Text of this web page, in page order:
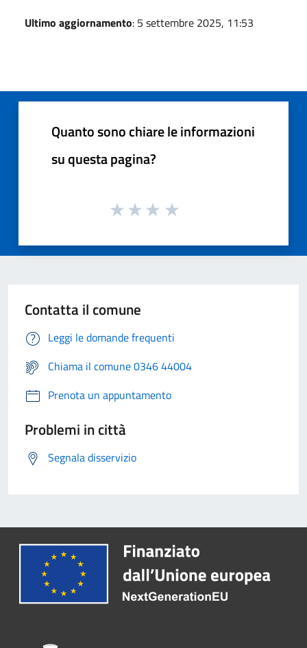
Ultimo aggiornamento: 5 settembre 2025, 11:53
Quanto sono chiare le informazioni
su questa pagina?
Contatta il comune
Leggi le domande frequenti
Chiama il comune 0346 44004
Prenota un appuntamento
Problemi in città
Segnala disservizio